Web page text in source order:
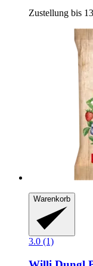
Zustellung bis
Warenkorb
3.0 (1)